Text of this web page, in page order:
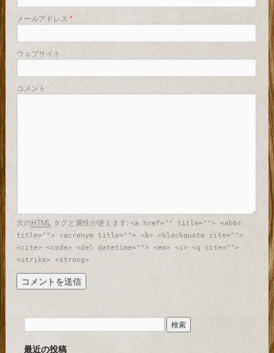
メールアドレス *
ウェブサイト
コメント
次のHTML タグと属性が使えます: <a href="" title=""> <abbr
title=""> <acronym title=""> <b> <blockquote cite="">
<cite> <code> <del datetime=""> <em> <i> <q cite="">
<strike> <strong>
最近の投稿